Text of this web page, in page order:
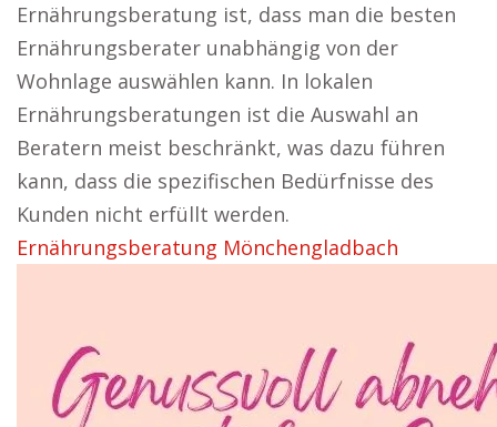
Ernährungsberatung ist, dass man die besten
Ernährungsberater unabhängig von der
Wohnlage auswählen kann. In lokalen
Ernährungsberatungen ist die Auswahl an
Beratern meist beschränkt, was dazu führen
kann, dass die spezifischen Bedürfnisse des
Kunden nicht erfüllt werden.
Ernährungsberatung Mönchengladbach